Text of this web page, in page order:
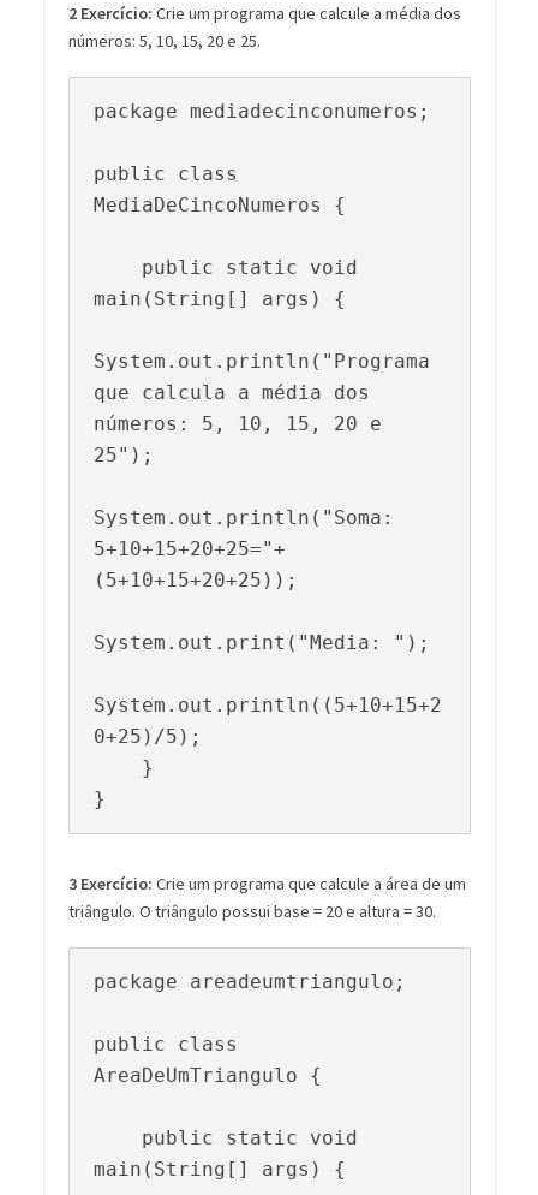
2 Exercício: Crie um programa que calcule a média dos
números: 5, 10, 15, 20 e 25.
package mediadecinconumeros;
public class
MediaDeCincoNumeros {
main(String[] args) {
System.out.println("Programa
que calcula a média dos
números: 5, 10, 15, 20 e
25");
System.out.println("Soma:
5+10+15+20+25="+
(5+10+15+20+25));
System.out.print("Media: ");
System.out.println((5+10+15+2
0+25)/5);
}
3 Exercício: Crie um programa que calcule a área de um
triângulo. O triângulo possui base = 20 e altura = 30.
package areadeumtriangulo;
public class
AreaDeUmTriangulo {
main(String[] args) {